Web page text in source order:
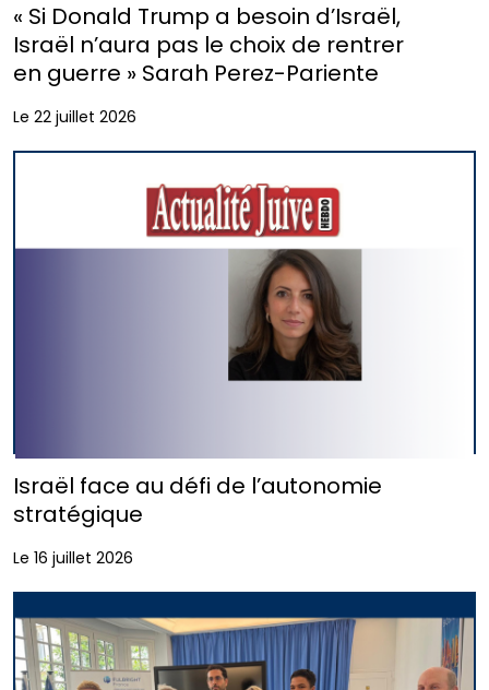
« Si Donald Trump a besoin d’Israël,
Israël n’aura pas le choix de rentrer
en guerre » Sarah Perez-Pariente
Le 22 juillet 2026
Israël face au défi de l’autonomie
stratégique
Le 16 juillet 2026